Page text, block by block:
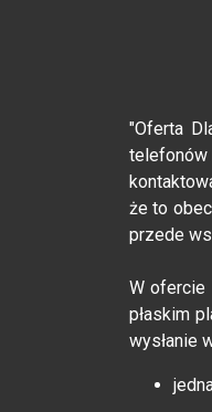
"Oferta
telefonów
że to
przede
W ofercie
płaskim
wysłanie